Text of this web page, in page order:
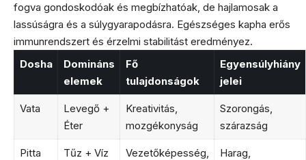
fogva gondoskodóak és megbízhatóak, de hajlamosak a
lassúságra és a súlygyarapodásra. Egészséges kapha erős
immunrendszert és érzelmi stabilitást eredményez.
Dosha
Domináns
elemek
Fő
tulajdonságok
Egyensúlyhiány
jelei
Vata
Levegő +
Éter
Kreativitás,
mozgékonyság
Szorongás,
szárazság
Pitta Tűz + Víz
Vezetőképesség,
Harag,